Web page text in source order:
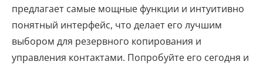
предлагает самые мощные функции и интуитивно
понятный интерфейс, что делает его лучшим
выбором для резервного копирования и
управления контактами. Попробуйте его сегодня и